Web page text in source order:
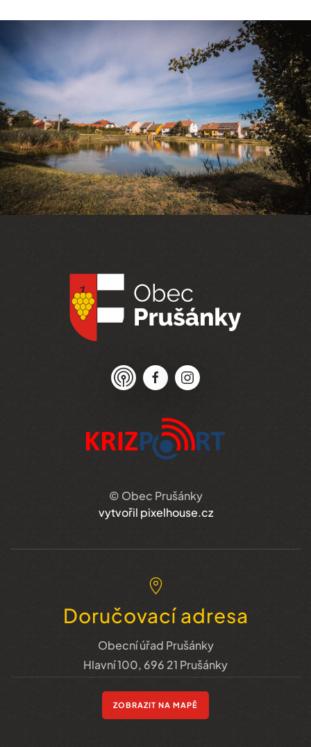
© Obec Prušánky
vytvořil pixelhouse.cz
Doručovací adresa
Obecní úřad Prušánky
Hlavní 100, 696 21 Prušánky
ZOBRAZIT NA MAPĚ